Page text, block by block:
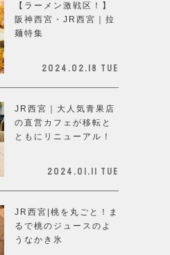
【ラーメン激戦区！】
阪神西宮・JR西宮｜拉
麺特集
2024.02.18 Tue
JR西宮｜大人気青果店
の直営カフェが移転と
ともにリニューアル！
2024.01.11 Tue
JR西宮|桃を丸ごと！ま
るで桃のジュースのよ
うなかき氷